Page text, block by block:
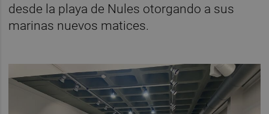
desde la playa de Nules otorgando a sus
marinas nuevos matices.